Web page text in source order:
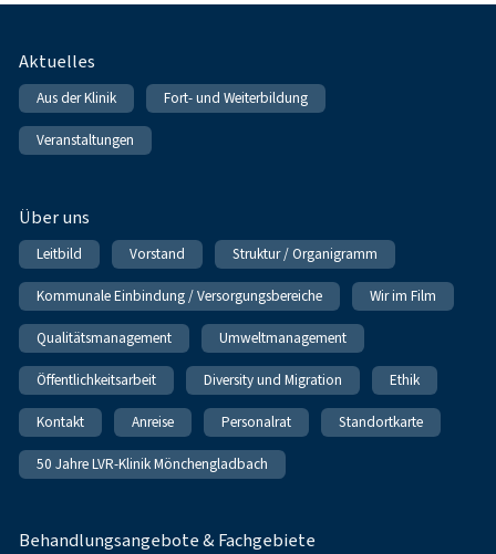
Fußnavigation
Aktuelles
Aus der Klinik Fort- und Weiterbildung
Veranstaltungen
Über uns
Leitbild Vorstand Struktur / Organigramm
Kommunale Einbindung / Versorgungsbereiche Wir im Film
Qualitätsmanagement Umweltmanagement
Öffentlichkeitsarbeit Diversity und Migration Ethik
Kontakt Anreise Personalrat Standortkarte
50 Jahre LVR-Klinik Mönchengladbach
Behandlungsangebote & Fachgebiete